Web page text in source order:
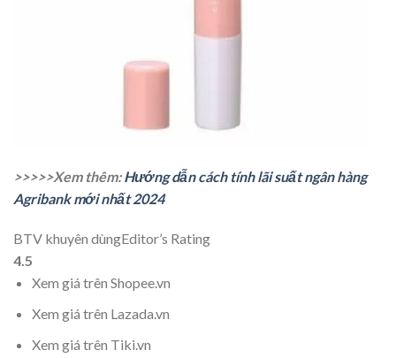
>>>>>Xem thêm:Hướng dẫn cách tính lãi suất ngân hàng
Agribank mới nhất 2024
BTV khuyên dùngEditor’s Rating
4.5
Xem giá trên Shopee.vn
Xem giá trên Lazada.vn
Xem giá trên Tiki.vn